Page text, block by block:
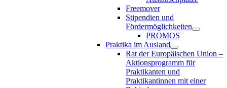
Freemover
Stipendien und
Fördermöglichkeiten
PROMOS
Praktika im Ausland
Rat der Europäischen Union –
Aktionsprogramm für
Praktikanten und
Praktikantinnen mit einer